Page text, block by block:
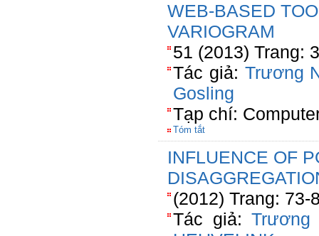
WEB-BASED
VARIOGRAM
51 (2013) Trang:
Tác giả: Trương
Gosling
Tạp chí:
Tóm tắt
INFLUENCE OF
(2012) Trang: 73-
Tác giả: Trương